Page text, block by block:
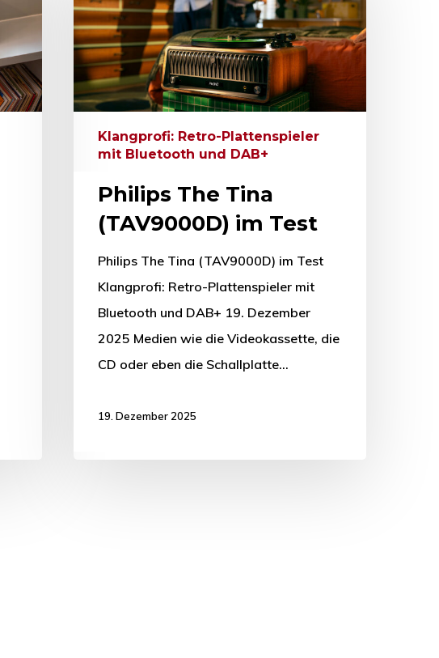
Klangprofi: Retro-Plattenspieler
mit Bluetooth und DAB+
Philips The Tina
(TAV9000D) im Test
Philips The Tina (TAV9000D) im Test
Klangprofi: Retro-Plattenspieler mit
Bluetooth und DAB+ 19. Dezember
2025 Medien wie die Videokassette, die
CD oder eben die Schallplatte…
19. Dezember 2025